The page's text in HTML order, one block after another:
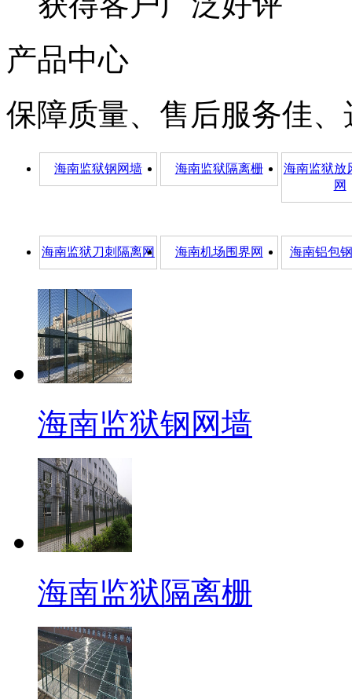
产品中心
保障质量、售后服务佳
海南监狱钢网墙 海南监狱隔离栅
海南监狱放
网
海南监狱刀刺隔离网 海南机场围界网 海南铝包
海南监狱钢网墙
海南监狱隔离栅